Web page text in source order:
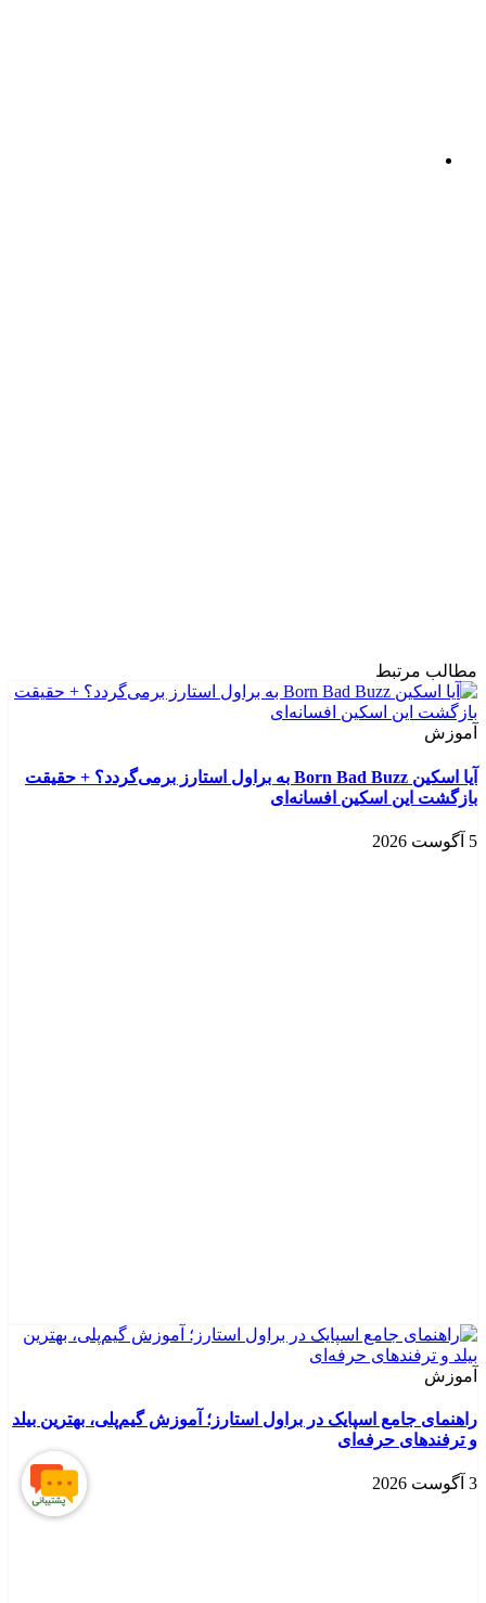
مطالب مرتبط
آموزش
آیا اسکین Born Bad Buzz به براول استارز برمی‌گردد؟ + حقیقت
بازگشت این اسکین افسانه‌ای
5 آگوست 2026
آموزش
راهنمای جامع اسپایک در براول استارز؛ آموزش گیم‌پلی، بهترین بیلد
و ترفندهای حرفه‌ای
3 آگوست 2026